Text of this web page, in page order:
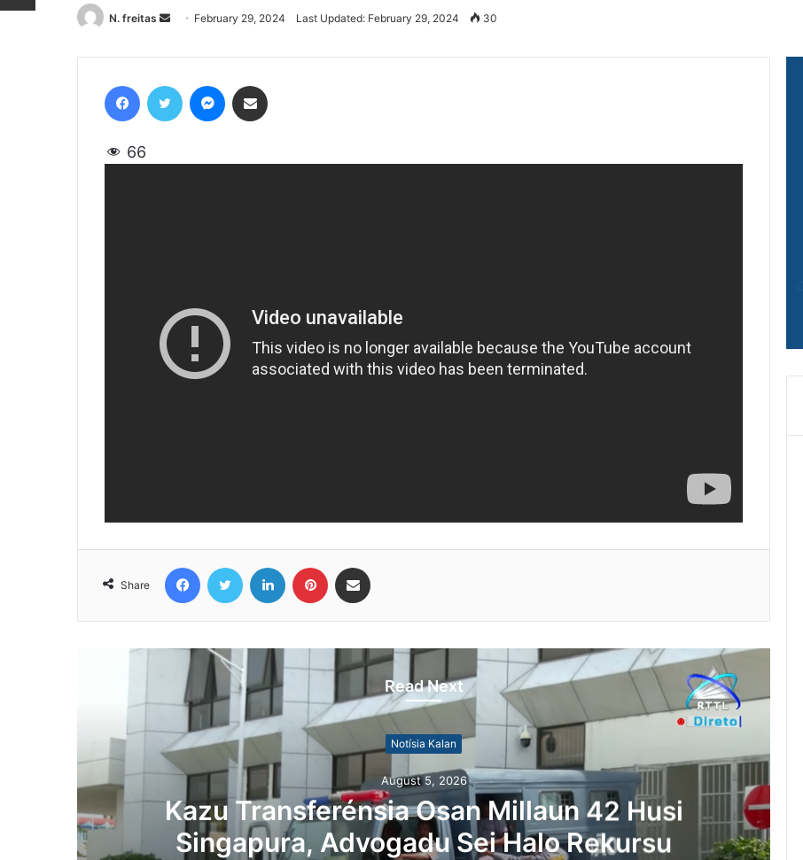
N. freitas
Send
email
February 29, 2024 Last Updated: February 29, 2024 30
66
Share
Read Next
Notísia Kalan
August 5, 2026
Kazu Transferénsia Osan Millaun 42 Husi
Singapura, Advogadu Sei Halo Rekursu